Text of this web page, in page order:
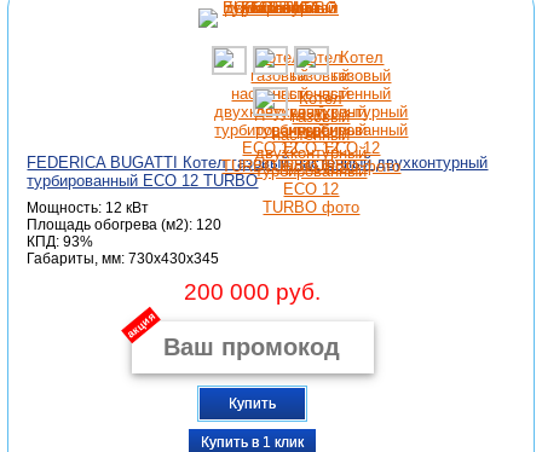
FEDERICA BUGATTI Котел газовый настенный двухконтурный
турбированный ECO 12 TURBO
Мощность: 12 кВт
Площадь обогрева (м2): 120
КПД: 93%
Габариты, мм: 730x430x345
200 000 руб.
акция
Купить
Купить в 1 клик